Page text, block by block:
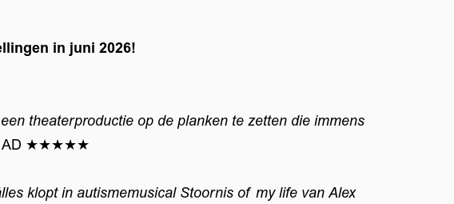
in juni 2026!
theaterproductie op de planken te zetten die immens
★★★★★
klopt in autismemusical Stoornis of my life van Alex